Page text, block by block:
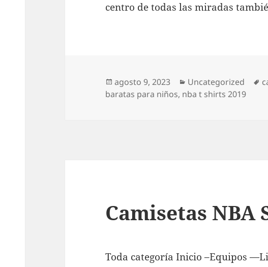
centro de todas las miradas
Publicado
el
agosto 9, 2023 Categorías
Uncategorized
baratas para niños, nba t shirts 2019
Camisetas NBA
Toda categoría Inicio –Equipos